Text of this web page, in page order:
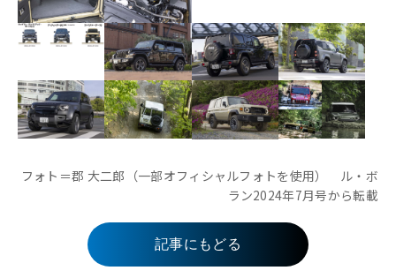
フォト＝郡 大二郎（一部オフィシャルフォトを使用） ル・ボ
ラン2024年7月号から転載
記事にもどる